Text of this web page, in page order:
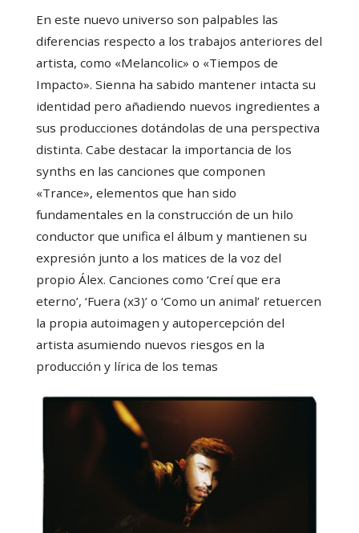
En este nuevo universo son palpables las
diferencias respecto a los trabajos anteriores del
artista, como «Melancolic» o «Tiempos de
Impacto». Sienna ha sabido mantener intacta su
identidad pero añadiendo nuevos ingredientes a
sus producciones dotándolas de una perspectiva
distinta. Cabe destacar la importancia de los
synths en las canciones que componen
«Trance», elementos que han sido
fundamentales en la construcción de un hilo
conductor que unifica el álbum y mantienen su
expresión junto a los matices de la voz del
propio Álex. Canciones como ‘Creí que era
eterno’, ‘Fuera (x3)’ o ‘Como un animal’ retuercen
la propia autoimagen y autopercepción del
artista asumiendo nuevos riesgos en la
producción y lírica de los temas